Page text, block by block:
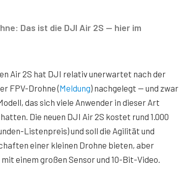
Das ist die DJI Air 2S — hier im
Air 2S hat DJI relativ unerwartet nach der
FPV-Drohne (Meldung) nachgelegt — und zwar
das sich viele Anwender in dieser Art
Die neuen DJI Air 2S kostet rund 1.000
Listenpreis) und soll die Agilität und
einer kleinen Drohne bieten, aber
einem großen Sensor und 10-Bit-Video.